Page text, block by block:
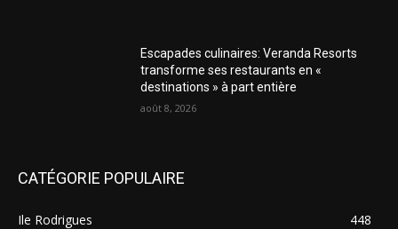
Escapades culinaires: Veranda Resorts
transforme ses restaurants en «
destinations » à part entière
août 8, 2026
CATÉGORIE POPULAIRE
Ile Rodrigues
448